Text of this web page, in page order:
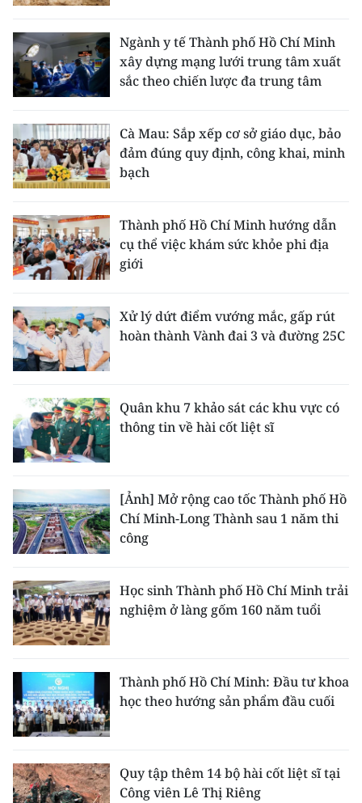
Ngành y tế Thành phố Hồ Chí Minh
xây dựng mạng lưới trung tâm xuất
sắc theo chiến lược đa trung tâm
Cà Mau: Sắp xếp cơ sở giáo dục, bảo
đảm đúng quy định, công khai, minh
bạch
Thành phố Hồ Chí Minh hướng dẫn
cụ thể việc khám sức khỏe phi địa
giới
Xử lý dứt điểm vướng mắc, gấp rút
hoàn thành Vành đai 3 và đường 25C
Quân khu 7 khảo sát các khu vực có
thông tin về hài cốt liệt sĩ
[Ảnh] Mở rộng cao tốc Thành phố Hồ
Chí Minh-Long Thành sau 1 năm thi
công
Học sinh Thành phố Hồ Chí Minh trải
nghiệm ở làng gốm 160 năm tuổi
Thành phố Hồ Chí Minh: Đầu tư khoa
học theo hướng sản phẩm đầu cuối
Quy tập thêm 14 bộ hài cốt liệt sĩ tại
Công viên Lê Thị Riêng